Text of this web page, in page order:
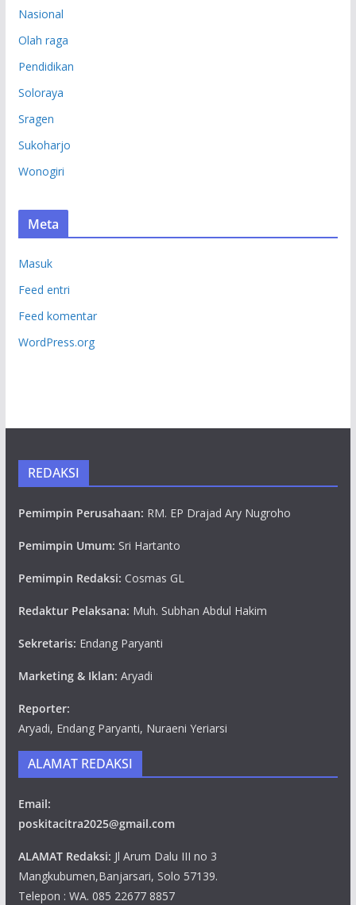
Nasional
Olah raga
Pendidikan
Soloraya
Sragen
Sukoharjo
Wonogiri
Meta
Masuk
Feed entri
Feed komentar
WordPress.org
REDAKSI
Pemimpin Perusahaan: RM. EP Drajad Ary Nugroho
Pemimpin Umum: Sri Hartanto
Pemimpin Redaksi: Cosmas GL
Redaktur Pelaksana: Muh. Subhan Abdul Hakim
Sekretaris: Endang Paryanti
Marketing & Iklan: Aryadi
Reporter:
Aryadi, Endang Paryanti, Nuraeni Yeriarsi
ALAMAT REDAKSI
Email:
poskitacitra2025@gmail.com
ALAMAT Redaksi: Jl Arum Dalu III no 3
Mangkubumen,Banjarsari, Solo 57139.
Telepon : WA. 085 22677 8857